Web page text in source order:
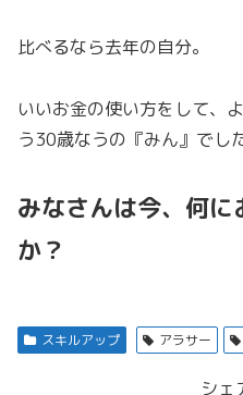
比べるなら去年の自分。
いいお金の使い方をして、
う30歳なうの『みん』でした
みなさんは今、何
か？
スキルアップ アラサー
シェ